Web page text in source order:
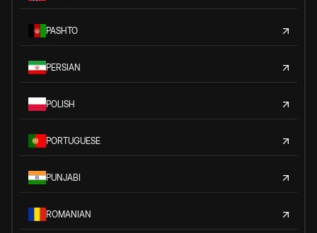
PASHTO
PERSIAN
POLISH
PORTUGUESE
PUNJABI
ROMANIAN